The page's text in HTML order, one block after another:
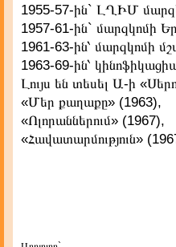
1955-57-ին` ԼՂԻՄ
1957-61-ին` մարզկոմի
1961-63-ին՝ մարզկոմի
1963-69-ին՝
Լույս են տեսել Ա-ի
«Մեր քաղաքը» (1963),
«Ոլորաններում» (1967),
«Հավատարմություն»